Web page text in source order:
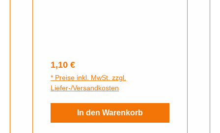
Regulärer Preis:
1,10 €
* Preise inkl. MwSt. zzgl.
Liefer-/Versandkosten
In den Warenkorb